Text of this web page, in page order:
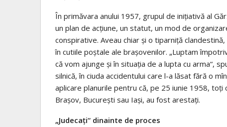
În primăvara anului 1957, grupul de iniţiativă al
un plan de acţiune, un statut, un mod de
conspirative. Aveau chiar şi o tiparniţă
în cutiile poştale ale braşovenilor. „Luptam
că vom ajunge şi în situaţia de a lupta cu arma“,
silnică, în ciuda accidentului care l-a lăsat fără o
aplicare planurile pentru că, pe 25 iunie 1958,
Braşov, Bucureşti sau Iaşi, au fost arestaţi.
„Judecaţi“ dinainte de proces